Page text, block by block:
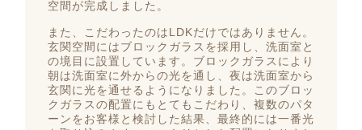
空間が完成しました。
また、こだわったのはLDKだけではありません。
玄関空間にはブロックガラスを採用し、洗面室と
の境目に設置しています。ブロックガラスにより
朝は洗面室に外からの光を通し、夜は洗面室から
玄関に光を通せるようになりました。このブロッ
クガラスの配置にもとてもこだわり、複数のパタ
ーンをお客様と検討した結果、最終的には一番光